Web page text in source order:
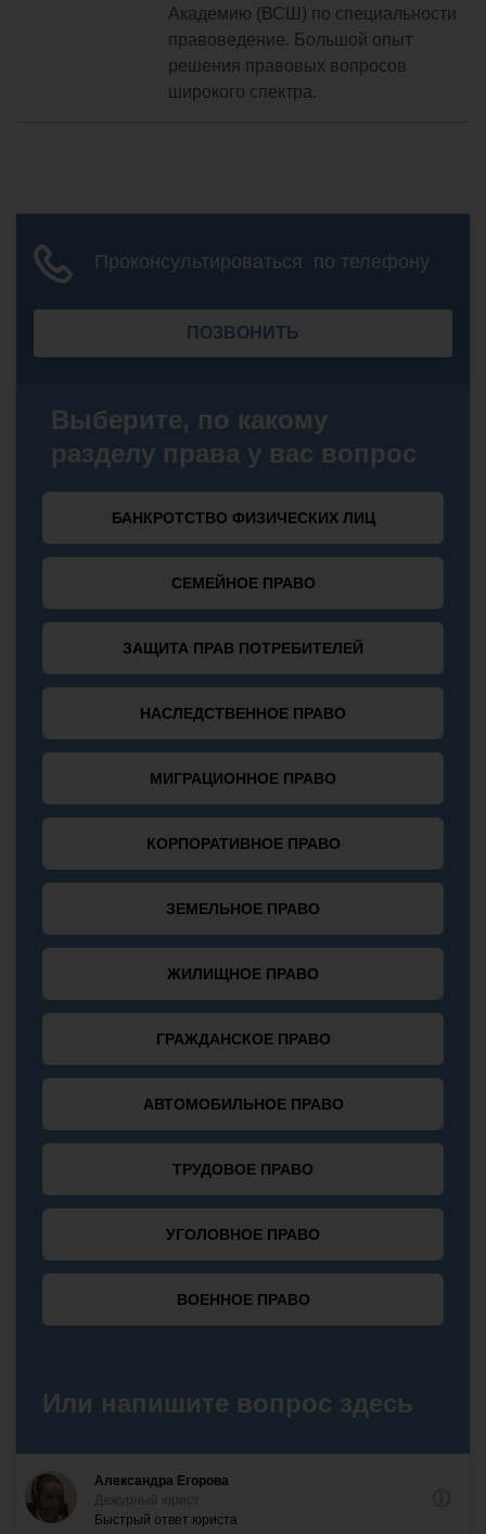
Академию (ВСШ) по специальности
правоведение. Большой опыт
решения правовых вопросов
широкого спектра.